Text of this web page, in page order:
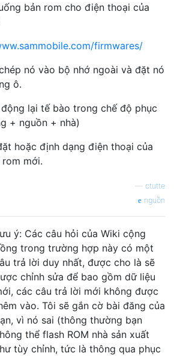
bản rom cho điện thoại của
firmwares/
nó vào bộ nhớ ngoài và đặt nó
ô.
lại tế bào trong chế độ phục
+ nguồn + nhà)
hoặc định dạng điện thoại của
mới.
ctutte
nguồn
ý: Các câu hỏi của Wiki cộng
trong trường hợp này có một
trả lời duy nhất, được cho là sẽ
chỉnh sửa để bao gồm dữ liệu
các câu trả lời mới không được
vào. Tôi sẽ gắn cờ bài đăng của
vì nó sai (thông thường bạn
thể flash ROM nhà sản xuất
tùy chỉnh, tức là thông qua phục